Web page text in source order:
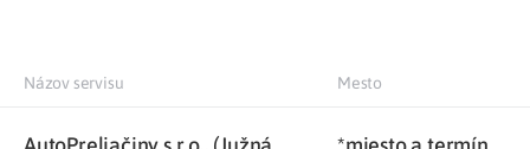
Názov servisu Mesto